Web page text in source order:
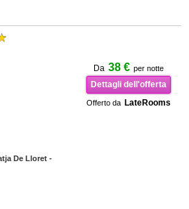
Da 38 € per notte
Dettagli dell'offerta
Offerto da LateRooms
De Lloret -